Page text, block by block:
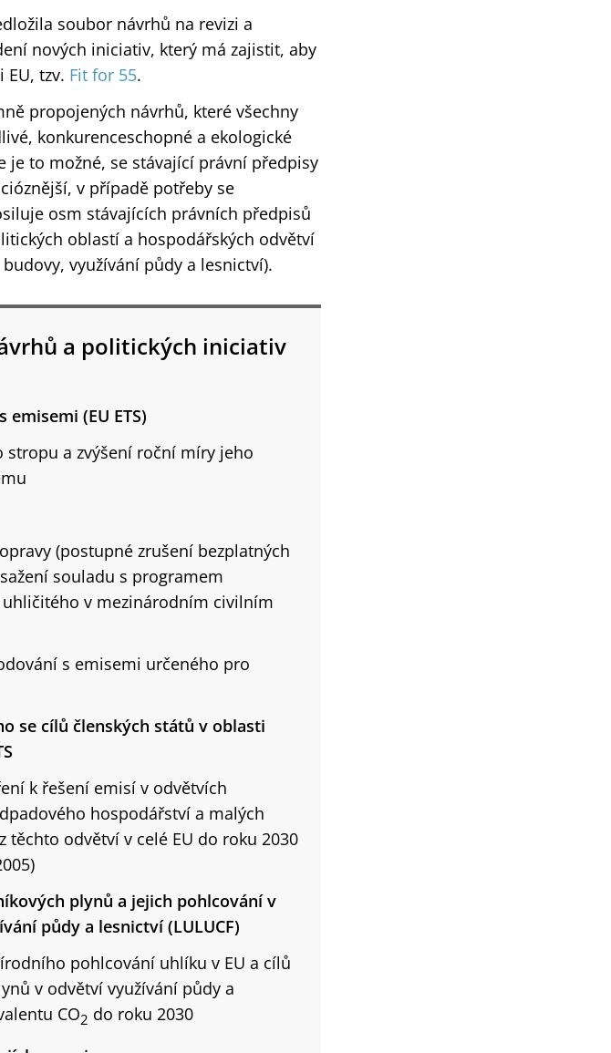
soubor návrhů na revizi a
nových iniciativ, který má zajistit, aby
tzv. Fit for 55.
propojených návrhů, které všechny
konkurenceschopné a ekologické
je to možné, se stávající právní předpisy
v případě potřeby se
osm stávajících právních předpisů
oblastí a hospodářských odvětví
využívání půdy a lesnictví).
a politických iniciativ
(EU ETS)
stropu a zvýšení roční míry jeho
(postupné zrušení bezplatných
souladu s programem
v mezinárodním civilním
s emisemi určeného pro
se cílů členských států v oblasti
k řešení emisí v odvětvích
hospodářství a malých
odvětví v celé EU do roku 2030
plynů a jejich pohlcování v
půdy a lesnictví (LULUCF)
pohlcování uhlíku v EU a cílů
v odvětví využívání půdy a
CO2 do roku 2030